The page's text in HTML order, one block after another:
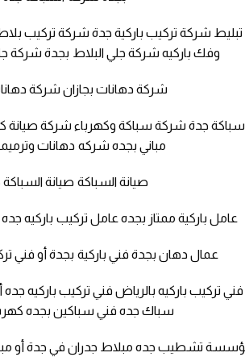
تبليط شركة تركيب باركية جدة شركة تركيب
وفك باركيه شركة جلي البلاط بجدة شركة
شركة دهانات بجازان شركة
سباكة جدة شركة سباكة وكهرباء شركة صيانة
مباني بجده شركه دهانات
صيانة السباكة صيانة
عامل باركية ممتاز بجده عامل تركيب باركيه
عمال دهان بجدة فني باركية بجدة أو فني
فني تركيب باركيه بالرياض فني تركيب باركيه
سباك جده فني سباكين بجده
تشطيب جده مبلاط جدران في جدة أو